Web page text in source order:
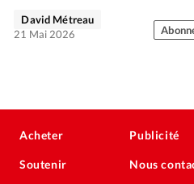
David Métreau
21 Mai 2026
Acheter
Soutenir
Publicité
Nous